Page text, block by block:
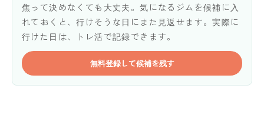
焦って決めなくても大丈夫。気になるジムを候補に入
れておくと、行けそうな日にまた見返せます。実際に
行けた日は、トレ活で記録できます。
無料登録して候補を残す